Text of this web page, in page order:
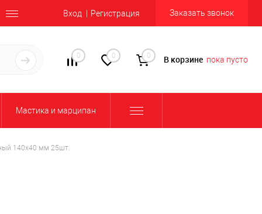
Вход Регистрация Заказать звонок
0 0 0 В корзине пока пусто
Мастика и марципан
140х40 мм 25шт.